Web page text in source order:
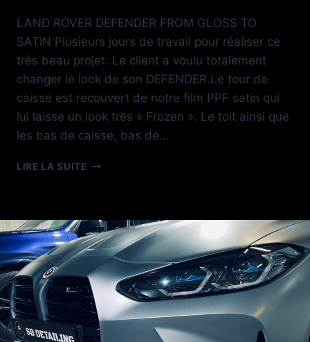
LAND ROVER DEFENDER FROM GLOSS TO
SATIN Plusieurs jours de travail pour réaliser ce
très beau projet. Le client a voulu totalement
changer le look de son DEFENDER.Le tour de
caisse est recouvert de notre film PPF satin qui
lui laisse un look très « Frozen ». Le toit ainsi que
les bas de caisse, bas de…
LIRE LA SUITEGLOSS